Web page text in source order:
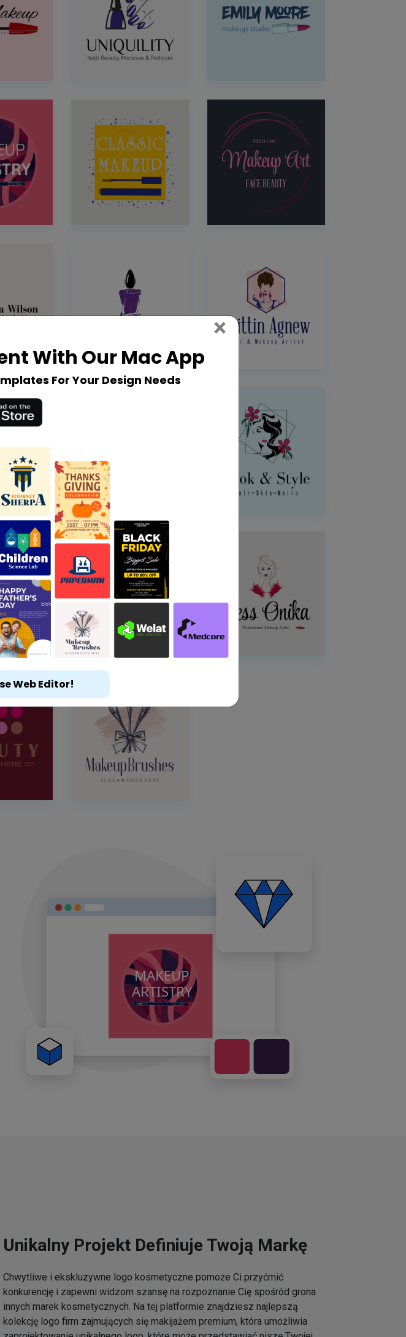
Unikalny Projekt Definiuje Twoją Markę
Chwytliwe i ekskluzywne logo kosmetyczne pomoże Ci przyćmić
konkurencję i zapewni widzom szansę na rozpoznanie Cię spośród grona
innych marek kosmetycznych. Na tej platformie znajdziesz najlepszą
kolekcję logo firm zajmujących się makijażem premium, która umożliwia
With Our Mac App
For Your Design Needs
× Close
Web Editor!